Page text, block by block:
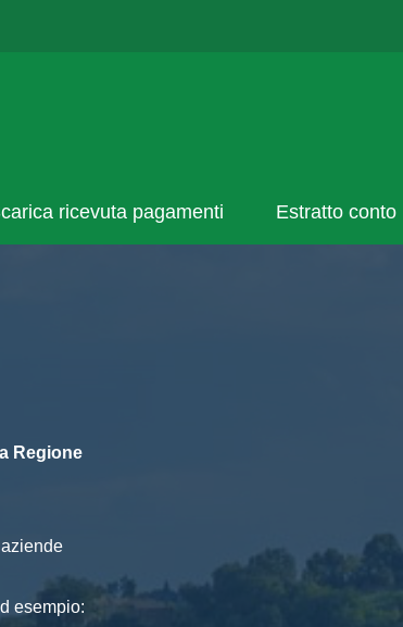
ricevuta pagamenti Estratto conto
Regione
esempio: